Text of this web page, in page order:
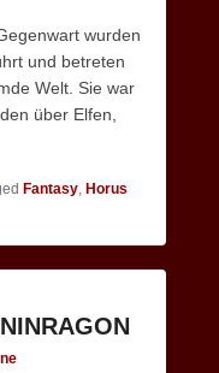
wurden
und betreten
Welt. Sie war
über Elfen,
Fantasy, Horus